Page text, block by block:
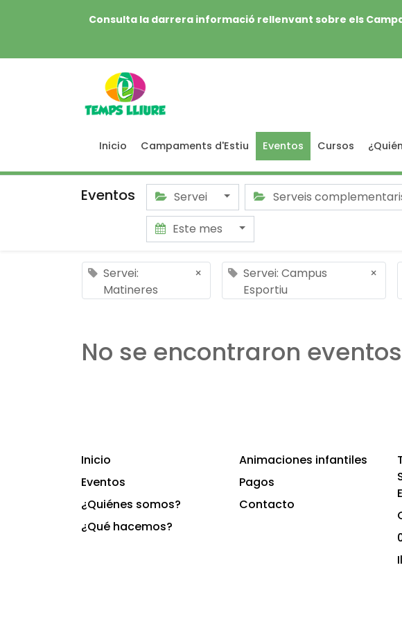
Consulta la darrera informació rellenvant sobre els
Inicio Campaments d'Estiu Eventos Cursos
Eventos Servei Serveis
Este mes
Servei:
Matineres
×
Servei: Campus
Esportiu
×
No se encontraron
Inicio
Eventos
¿Quiénes somos?
¿Qué hacemos?
Animaciones infantiles
Pagos
Contacto